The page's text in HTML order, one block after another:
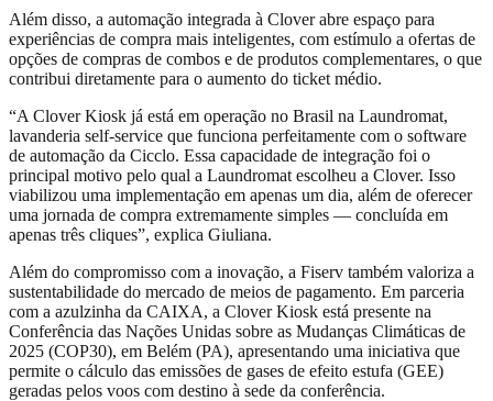
Além disso, a automação integrada à Clover abre espaço para
experiências de compra mais inteligentes, com estímulo a ofertas de
opções de compras de combos e de produtos complementares, o que
contribui diretamente para o aumento do ticket médio.
“A Clover Kiosk já está em operação no Brasil na Laundromat,
lavanderia self-service que funciona perfeitamente com o software
de automação da Cicclo. Essa capacidade de integração foi o
principal motivo pelo qual a Laundromat escolheu a Clover. Isso
viabilizou uma implementação em apenas um dia, além de oferecer
uma jornada de compra extremamente simples — concluída em
apenas três cliques”, explica Giuliana.
Além do compromisso com a inovação, a Fiserv também valoriza a
sustentabilidade do mercado de meios de pagamento. Em parceria
com a azulzinha da CAIXA, a Clover Kiosk está presente na
Conferência das Nações Unidas sobre as Mudanças Climáticas de
2025 (COP30), em Belém (PA), apresentando uma iniciativa que
permite o cálculo das emissões de gases de efeito estufa (GEE)
geradas pelos voos com destino à sede da conferência.